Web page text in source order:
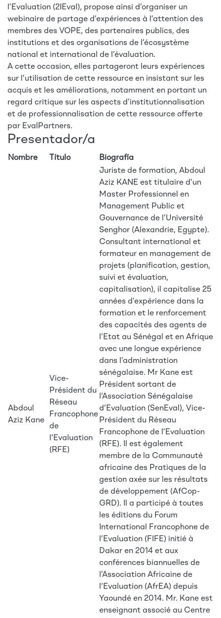
l’Evaluation (2IEval), propose ainsi d’organiser un
webinaire de partage d’expériences à l’attention des
membres des VOPE, des partenaires publics, des
institutions et des organisations de l’écosystème
national et international de l’évaluation.
A cette occasion, elles partageront leurs expériences
sur l’utilisation de cette ressource en insistant sur les
acquis et les améliorations, notamment en portant un
regard critique sur les aspects d’institutionnalisation
et de professionnalisation de cette ressource offerte
par EvalPartners.
Presentador/a
Nombre Título Biografía
Abdoul
Aziz Kane
Vice-
Président du
Réseau
Francophone
de
l'Evaluation
(RFE)
Juriste de formation, Abdoul
Aziz KANE est titulaire d’un
Master Professionnel en
Management Public et
Gouvernance de l’Université
Senghor (Alexandrie, Egypte).
Consultant international et
formateur en management de
projets (planification, gestion,
suivi et évaluation,
capitalisation), il capitalise 25
années d’expérience dans la
formation et le renforcement
des capacités des agents de
l’Etat au Sénégal et en Afrique
avec une longue expérience
dans l’administration
sénégalaise. Mr Kane est
Président sortant de
l’Association Sénégalaise
d’Evaluation (SenEval), Vice-
Président du Réseau
Francophone de l’Evaluation
(RFE). Il est également
membre de la Communauté
africaine des Pratiques de la
gestion axée sur les résultats
de développement (AfCop-
GRD). Il a participé à toutes
les éditions du Forum
International Francophone de
l’Evaluation (FIFE) initié à
Dakar en 2014 et aux
conférences biannuelles de
l’Association Africaine de
l’Evaluation (AfrEA) depuis
Yaoundé en 2014. Mr. Kane est
enseignant associé au Centre